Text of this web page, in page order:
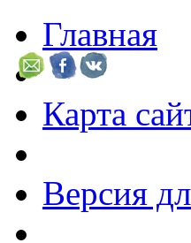
Главная
Карта
Версия